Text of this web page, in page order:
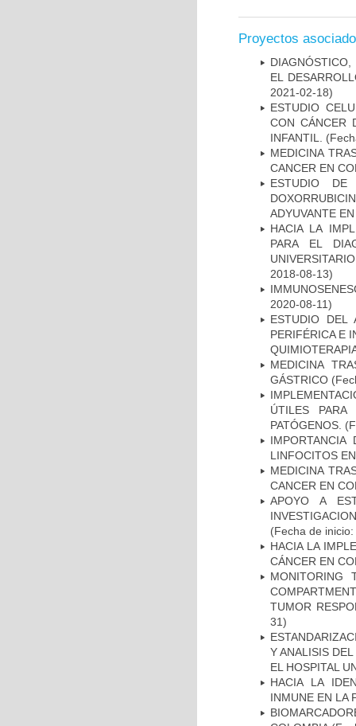
Proyectos
EL
2021-02-18)
ESTUDIO
CON CÁNCER
INFANTIL.
MEDICINA
CANCER EN
ESTUDIO DE
ADYUVANTE
HACIA LA
PARA EL
2018-08-13)
2020-08-11)
ESTUDIO DEL
PERIFÉRICA E
MEDICINA
GÁSTRICO
ÚTILES
PATÓGENOS.
LINFOCITOS
MEDICINA
CANCER EN
APOYO A
(Fecha de
HACIA LA
CÁNCER EN
MONITORING
TUMOR
31)
Y ANALISIS
EL HOSPITAL
HACIA LA
INMUNE EN LA